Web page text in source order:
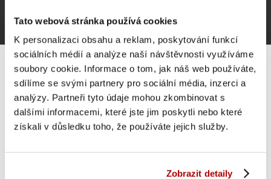
Tato webová stránka používá cookies
K personalizaci obsahu a reklam, poskytování funkcí
sociálních médií a analýze naší návštěvnosti využíváme
soubory cookie. Informace o tom, jak náš web používáte,
sdílíme se svými partnery pro sociální média, inzerci a
analýzy. Partneři tyto údaje mohou zkombinovat s
dalšími informacemi, které jste jim poskytli nebo které
získali v důsledku toho, že používáte jejich služby.
Zobrazit detaily
Gorilla Sports Stojan na dřepy Power Squat Rack, 186
cm
skladem 3 ks